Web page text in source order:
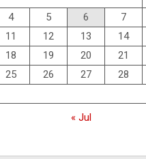
4 5 6 7
11 12 13 14
18 19 20 21
25 26 27 28
« Jul